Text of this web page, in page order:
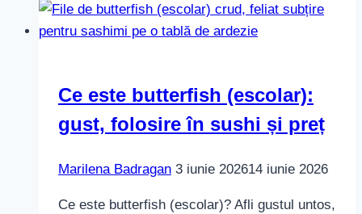
Ce este butterfish (escolar):
gust, folosire în sushi și preț
Marilena Badragan 3 iunie 202614 iunie 2026
Ce este butterfish (escolar)? Afli gustul untos,